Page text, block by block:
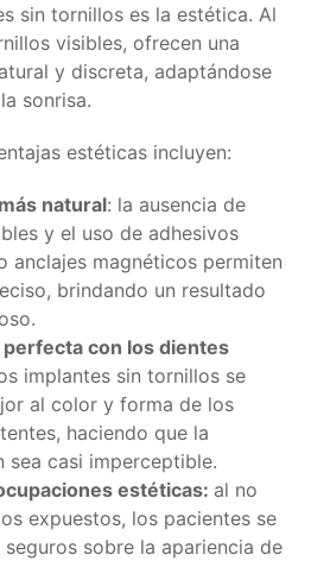
sin tornillos es la estética. Al
visibles, ofrecen una
y discreta, adaptándose
sonrisa.
estéticas incluyen:
natural: la ausencia de
y el uso de adhesivos
anclajes magnéticos permiten
brindando un resultado
con los dientes
implantes sin tornillos se
al color y forma de los
haciendo que la
sea casi imperceptible.
estéticas: al no
expuestos, los pacientes se
seguros sobre la apariencia de